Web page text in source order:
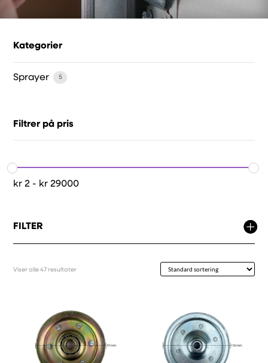
Kategorier
Sprayer 5
Filtrer på pris
kr 2 - kr 29000
FILTER
Viser alle 47 resultater